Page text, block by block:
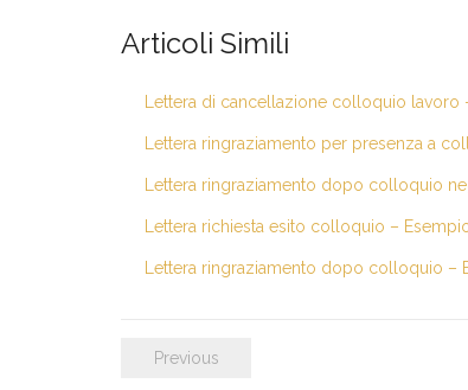
Articoli Simili
Lettera di cancellazione colloquio
Lettera ringraziamento per presenza a
Lettera ringraziamento dopo colloquio
Lettera richiesta esito colloquio –
Lettera ringraziamento dopo colloquio –
Previous